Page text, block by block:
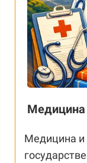
Медицина и